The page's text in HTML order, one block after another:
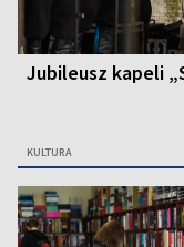
Jubileusz kapeli
KULTURA